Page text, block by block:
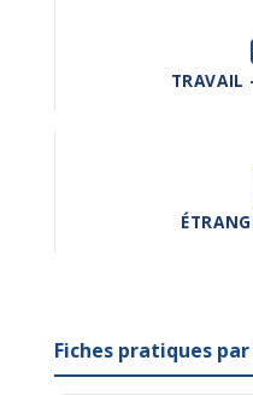
TRAVAIL
Fiches pratiques